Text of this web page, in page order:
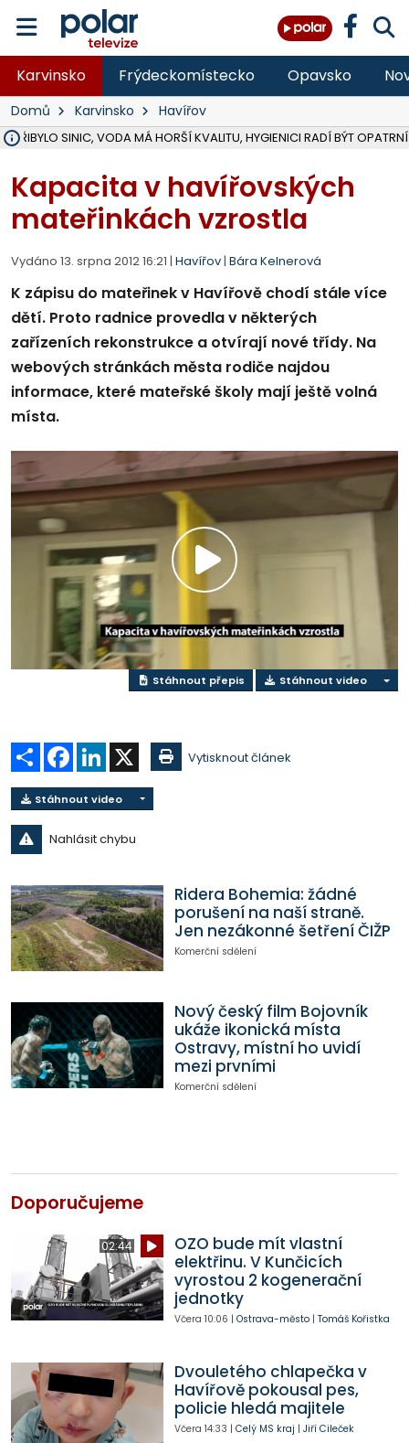
Karvinsko Frýdeckomístecko Opavsko
Domů Karvinsko Havířov
PŘIBYLO SINIC, VODA MÁ HORŠÍ KVALITU, HYGIENICI RADÍ BÝT OPATRNÍ
Kapacita v havířovských
mateřinkách vzrostla
Vydáno 13. srpna 2012 16:21 | Havířov | Bára Kelnerová
K zápisu do mateřinek v Havířově chodí stále více
dětí. Proto radnice provedla v některých
zařízeních rekonstrukce a otvírají nové třídy. Na
webových stránkách města rodiče najdou
informace, které mateřské školy mají ještě volná
místa.
Přehrát
video
Stáhnout přepis Stáhnout video
Sdílet Facebook
LinkedIn Vytisknout článek
Stáhnout video
Nahlásit chybu
Ridera Bohemia: žádné
porušení na naší straně.
Jen nezákonné šetření ČIŽP
Komerční sdělení
Nový český film Bojovník
ukáže ikonická místa
Ostravy, místní ho uvidí
mezi prvními
Komerční sdělení
Doporučujeme
02:44
OZO bude mít vlastní
elektřinu. V Kunčicích
vyrostou 2 kogenerační
jednotky
Včera 10:06 | Ostrava-město| Tomáš Kořistka
Dvouletého chlapečka v
Havířově pokousal pes,
policie hledá majitele
Včera 14:33 | Celý MS kraj | Jiří Cileček